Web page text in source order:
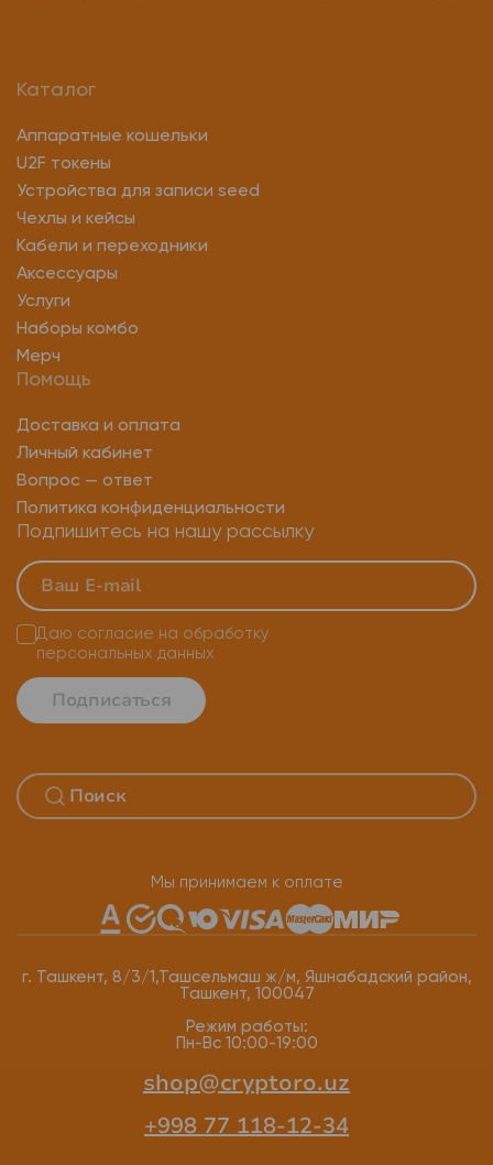
Каталог
Аппаратные кошельки
U2F токены
Устройства для записи seed
Чехлы и кейсы
Кабели и переходники
Аксессуары
Услуги
Наборы комбо
Мерч
Помощь
Доставка и оплата
Личный кабинет
Вопрос — ответ
Политика конфиденциальности
Подпишитесь на нашу рассылку
Подписаться
Даю согласие на обработку
персональных данных
Мы принимаем к оплате
г. Ташкент, 8/3/1,Ташсельмаш ж/м, Яшнабадский район,
Ташкент, 100047
Режим работы:
Пн-Вс 10:00-19:00
shop@cryptoro.uz
+998 77 118-12-34